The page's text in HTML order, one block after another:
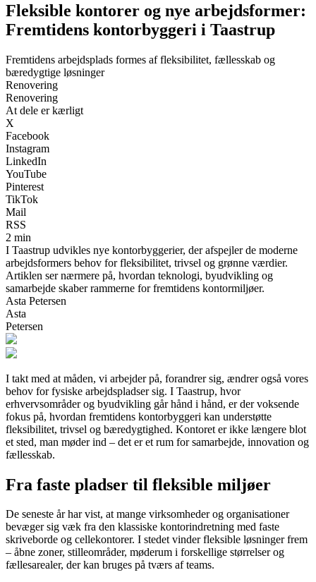
Fleksible kontorer og nye arbejdsformer:
Fremtidens kontorbyggeri i Taastrup
Fremtidens arbejdsplads formes af fleksibilitet, fællesskab og
bæredygtige løsninger
Renovering
Renovering
At dele er kærligt
X
Facebook
Instagram
LinkedIn
YouTube
Pinterest
TikTok
Mail
RSS
2 min
I Taastrup udvikles nye kontorbyggerier, der afspejler de moderne
arbejdsformers behov for fleksibilitet, trivsel og grønne værdier.
Artiklen ser nærmere på, hvordan teknologi, byudvikling og
samarbejde skaber rammerne for fremtidens kontormiljøer.
Asta Petersen
Asta
Petersen
I takt med at måden, vi arbejder på, forandrer sig, ændrer også vores
behov for fysiske arbejdspladser sig. I Taastrup, hvor
erhvervsområder og byudvikling går hånd i hånd, er der voksende
fokus på, hvordan fremtidens kontorbyggeri kan understøtte
fleksibilitet, trivsel og bæredygtighed. Kontoret er ikke længere blot
et sted, man møder ind – det er et rum for samarbejde, innovation og
fællesskab.
Fra faste pladser til fleksible miljøer
De seneste år har vist, at mange virksomheder og organisationer
bevæger sig væk fra den klassiske kontorindretning med faste
skriveborde og cellekontorer. I stedet vinder fleksible løsninger frem
– åbne zoner, stilleområder, møderum i forskellige størrelser og
fællesarealer, der kan bruges på tværs af teams.